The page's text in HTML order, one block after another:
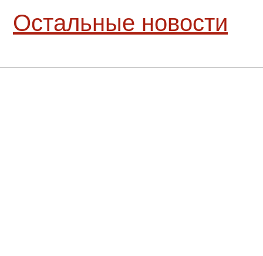
Остальные новости